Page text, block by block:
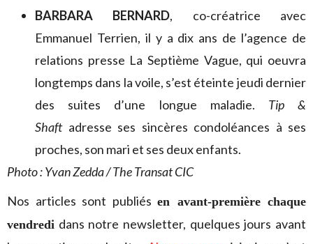
BARBARA BERNARD, co-créatrice avec
Emmanuel Terrien, il y a dix ans de l’agence de
relations presse La Septième Vague, qui oeuvra
longtemps dans la voile, s’est éteinte jeudi dernier
des suites d’une longue maladie. Tip &
Shaftadresse ses sincères condoléances à ses
proches, son mari et ses deux enfants.
Photo : Yvan Zedda / The Transat CIC
Nos articles sont publiés en avant-première chaque
vendredi dans notre newsletter, quelques jours avant